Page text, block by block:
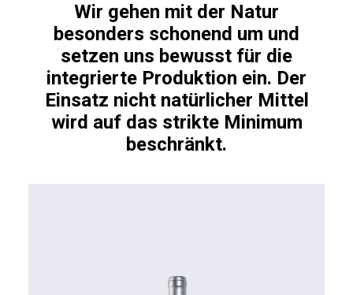
Wir gehen mit der Natur
besonders schonend um und
setzen uns bewusst für die
integrierte Produktion ein. Der
Einsatz nicht natürlicher Mittel
wird auf das strikte Minimum
beschränkt.